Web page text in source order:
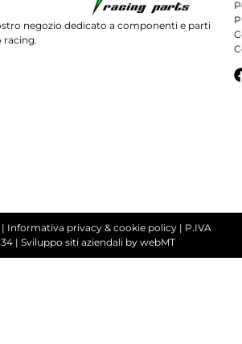
negozio dedicato a componenti e parti
racing.
Informativa privacy & cookie policy| P.IVA
| Sviluppo siti aziendaliby webMT